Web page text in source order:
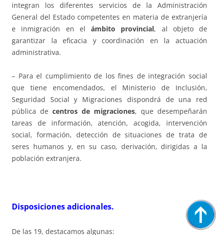
integran los diferentes servicios de la Administración
General del Estado competentes en materia de extranjería
e inmigración en el ámbito provincial, al objeto de
garantizar la eficacia y coordinación en la actuación
administrativa.
– Para el cumplimiento de los fines de integración social
que tiene encomendados, el Ministerio de Inclusión,
Seguridad Social y Migraciones dispondrá de una red
pública de centros de migraciones, que desempeñarán
tareas de información, atención, acogida, intervención
social, formación, detección de situaciones de trata de
seres humanos y, en su caso, derivación, dirigidas a la
población extranjera.
Disposiciones adicionales.
De las 19, destacamos algunas: